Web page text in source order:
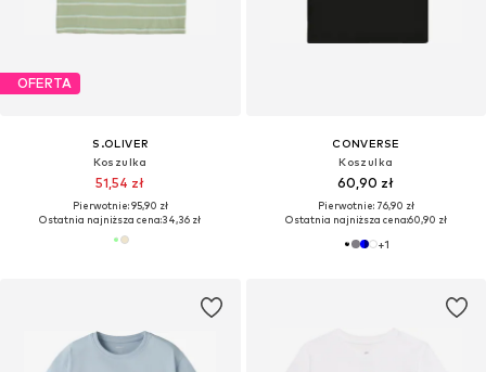
OFERTA
S.OLIVER
Koszulka
51,54 zł
Pierwotnie: 95,90 zł
Ostatnia najniższa cena:34,36 zł
CONVERSE
Koszulka
60,90 zł
Pierwotnie: 76,90 zł
Ostatnia najniższa cena:60,90 zł
+1